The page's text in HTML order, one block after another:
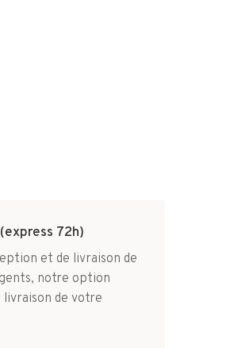
72h)
et de livraison de
notre option
livraison de votre